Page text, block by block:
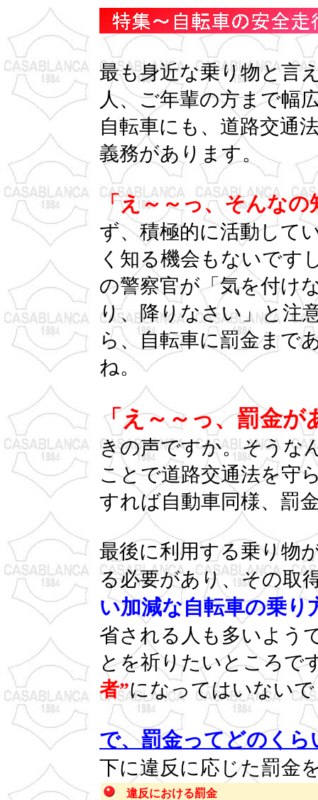
最も身近な乗り物と言
人、ご年輩の方まで幅
自転車にも、道路交通
義務があります。
「え～～っ、そんなの
ず、積極的に活動して
く知る機会もないです
の警察官が「気を付け
り、降りなさい」と注
ら、自転車に罰金まで
ね。
「え～～っ、罰金が
きの声ですか。そうな
ことで道路交通法を守
すれば自動車同様、罰
最後に利用する乗り物
る必要があり、その取
い加減な自転車の乗
省される人も多いよう
とを祈りたいところで
者”になってはいない
で、罰金ってどのくら
下に違反に応じた罰金
違反における罰金